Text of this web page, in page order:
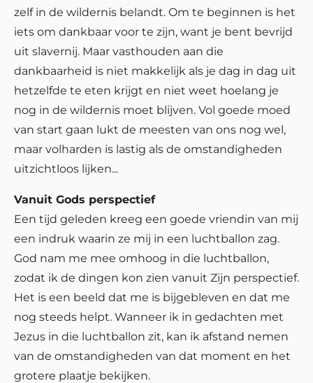
zelf in de wildernis belandt. Om te beginnen is het
iets om dankbaar voor te zijn, want je bent bevrijd
uit slavernij. Maar vasthouden aan die
dankbaarheid is niet makkelijk als je dag in dag uit
hetzelfde te eten krijgt en niet weet hoelang je
nog in de wildernis moet blijven. Vol goede moed
van start gaan lukt de meesten van ons nog wel,
maar volharden is lastig als de omstandigheden
uitzichtloos lijken...
Vanuit Gods perspectief
Een tijd geleden kreeg een goede vriendin van mij
een indruk waarin ze mij in een luchtballon zag.
God nam me mee omhoog in die luchtballon,
zodat ik de dingen kon zien vanuit Zijn perspectief.
Het is een beeld dat me is bijgebleven en dat me
nog steeds helpt. Wanneer ik in gedachten met
Jezus in die luchtballon zit, kan ik afstand nemen
van de omstandigheden van dat moment en het
grotere plaatje bekijken.